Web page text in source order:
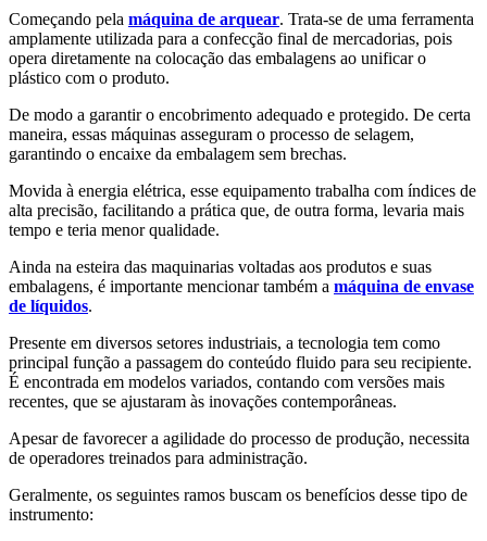
Começando pela máquina de arquear. Trata-se de uma ferramenta
amplamente utilizada para a confecção final de mercadorias, pois
opera diretamente na colocação das embalagens ao unificar o
plástico com o produto.
De modo a garantir o encobrimento adequado e protegido. De certa
maneira, essas máquinas asseguram o processo de selagem,
garantindo o encaixe da embalagem sem brechas.
Movida à energia elétrica, esse equipamento trabalha com índices de
alta precisão, facilitando a prática que, de outra forma, levaria mais
tempo e teria menor qualidade.
Ainda na esteira das maquinarias voltadas aos produtos e suas
embalagens, é importante mencionar também a máquina de envase
de líquidos.
Presente em diversos setores industriais, a tecnologia tem como
principal função a passagem do conteúdo fluido para seu recipiente.
É encontrada em modelos variados, contando com versões mais
recentes, que se ajustaram às inovações contemporâneas.
Apesar de favorecer a agilidade do processo de produção, necessita
de operadores treinados para administração.
Geralmente, os seguintes ramos buscam os benefícios desse tipo de
instrumento: